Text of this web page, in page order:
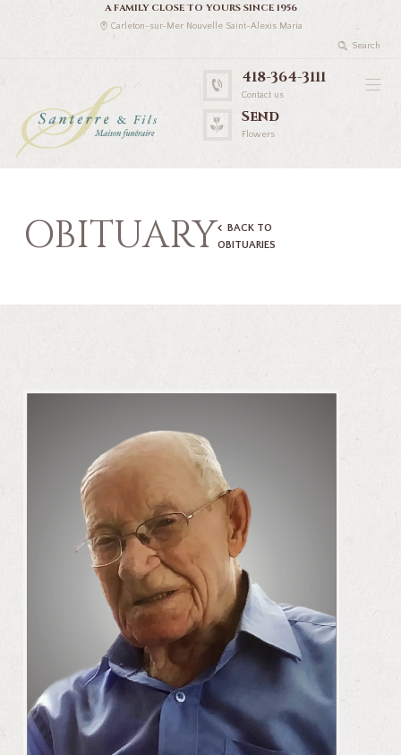
A FAMILY CLOSE TO YOURS SINCE 1956
Carleton-sur-Mer Nouvelle Saint-Alexis Maria
418-364-3111
Contact us
Send
Flowers
OBITUARY
BACK TO
OBITUARIES